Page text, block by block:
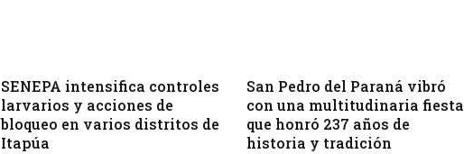
SENEPA intensifica controles
larvarios y acciones de
bloqueo en varios distritos de
Itapúa
San Pedro del Paraná vibró
con una multitudinaria fiesta
que honró 237 años de
historia y tradición